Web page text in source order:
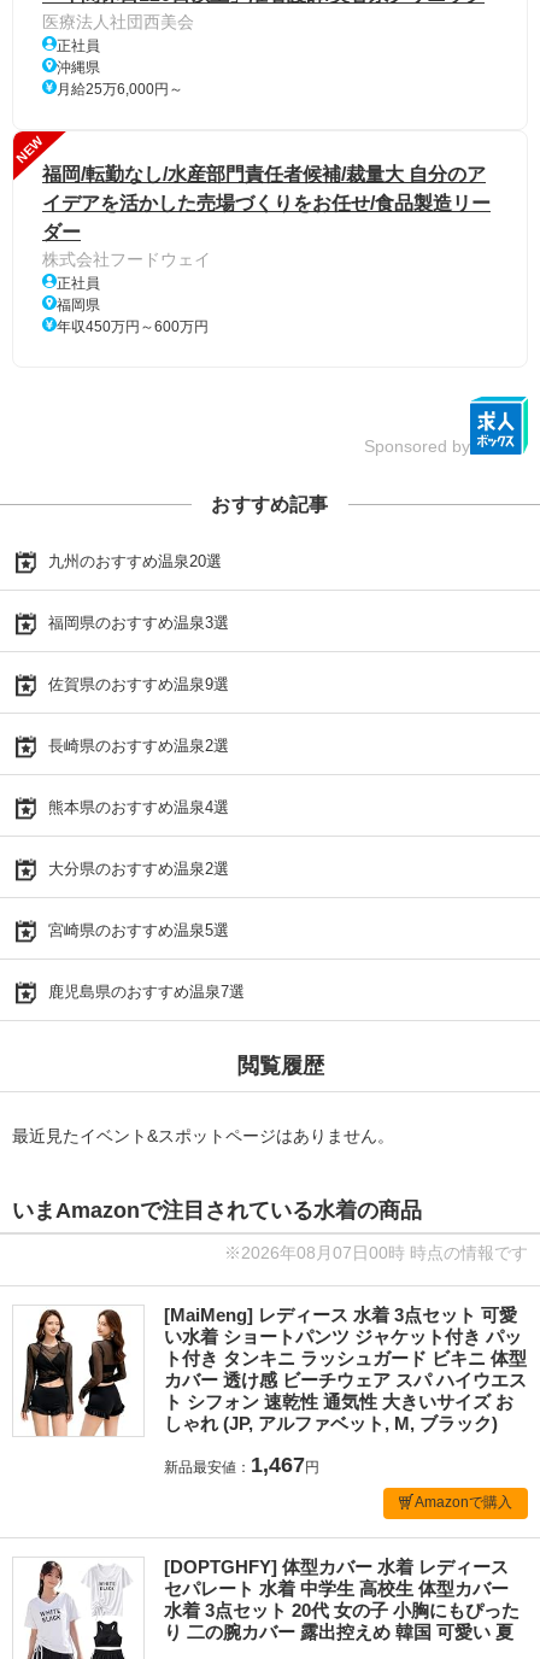
医療法人社団西美会
正社員
沖縄県
月給25万6,000円～
NEW
福岡/転勤なし/水産部門責任者候補/裁量大 自分のア
イデアを活かした売場づくりをお任せ/食品製造リー
ダー
株式会社フードウェイ
正社員
福岡県
年収450万円～600万円
Sponsored by
おすすめ記事
九州のおすすめ温泉20選
福岡県のおすすめ温泉3選
佐賀県のおすすめ温泉9選
長崎県のおすすめ温泉2選
熊本県のおすすめ温泉4選
大分県のおすすめ温泉2選
宮崎県のおすすめ温泉5選
鹿児島県のおすすめ温泉7選
閲覧履歴
最近見たイベント&スポットページはありません。
いまAmazonで注目されている水着の商品
※2026年08月07日00時 時点の情報です
[MaiMeng] レディース 水着 3点セット 可愛
い水着 ショートパンツ ジャケット付き パッ
ト付き タンキニ ラッシュガード ビキニ 体型
カバー 透け感 ビーチウェア スパ ハイウエス
ト シフォン 速乾性 通気性 大きいサイズ お
しゃれ (JP, アルファベット, M, ブラック)
新品最安値： 1,467円
Amazonで購入
[DOPTGHFY] 体型カバー 水着 レディース
セパレート 水着 中学生 高校生 体型カバー
水着 3点セット 20代 女の子 小胸にもぴった
り 二の腕カバー 露出控えめ 韓国 可愛い 夏